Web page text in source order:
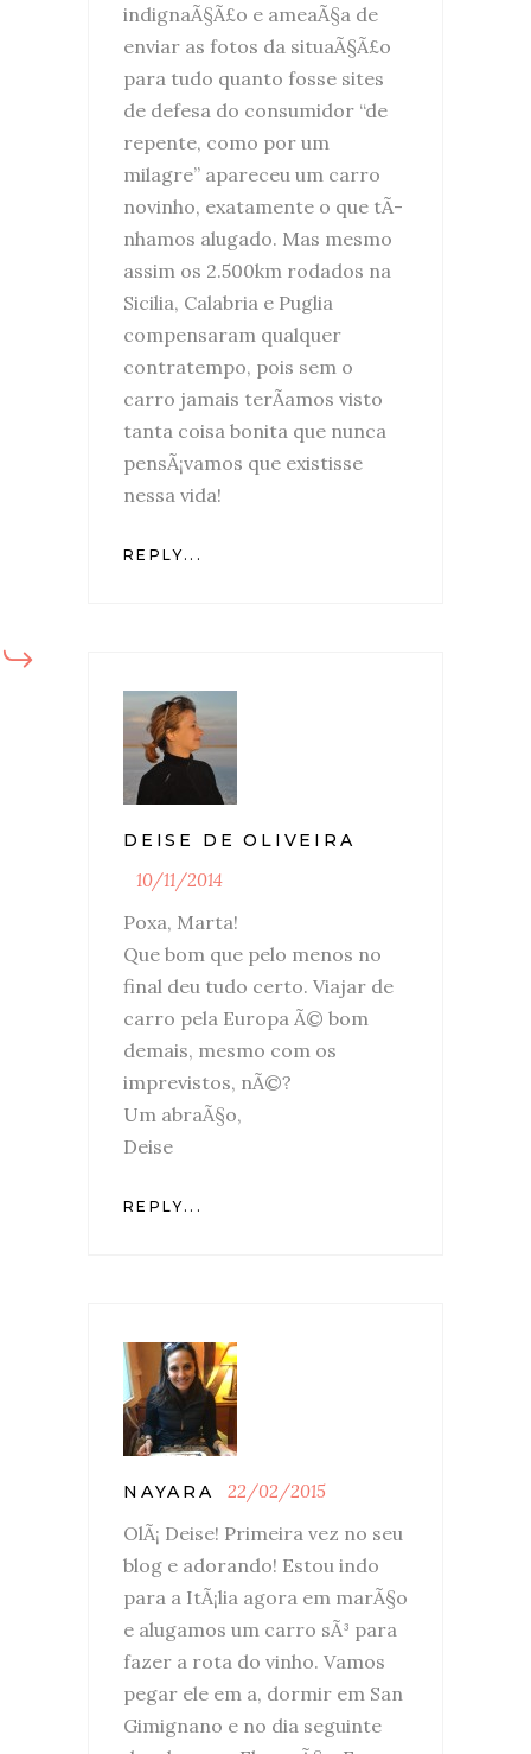
indignaÃ§Ã£o e ameaÃ§a de
enviar as fotos da situaÃ§Ã£o
para tudo quanto fosse sites
de defesa do consumidor “de
repente, como por um
milagre” apareceu um carro
novinho, exatamente o que tÃ­
nhamos alugado. Mas mesmo
assim os 2.500km rodados na
Sicilia, Calabria e Puglia
compensaram qualquer
contratempo, pois sem o
carro jamais terÃ­amos visto
tanta coisa bonita que nunca
pensÃ¡vamos que existisse
nessa vida!
REPLY...
DEISE DE OLIVEIRA
10/11/2014
Poxa, Marta!
Que bom que pelo menos no
final deu tudo certo. Viajar de
carro pela Europa Ã© bom
demais, mesmo com os
imprevistos, nÃ©?
Um abraÃ§o,
Deise
REPLY...
NAYARA 22/02/2015
OlÃ¡ Deise! Primeira vez no seu
blog e adorando! Estou indo
para a ItÃ¡lia agora em marÃ§o
e alugamos um carro sÃ³ para
fazer a rota do vinho. Vamos
pegar ele em a, dormir em San
Gimignano e no dia seguinte